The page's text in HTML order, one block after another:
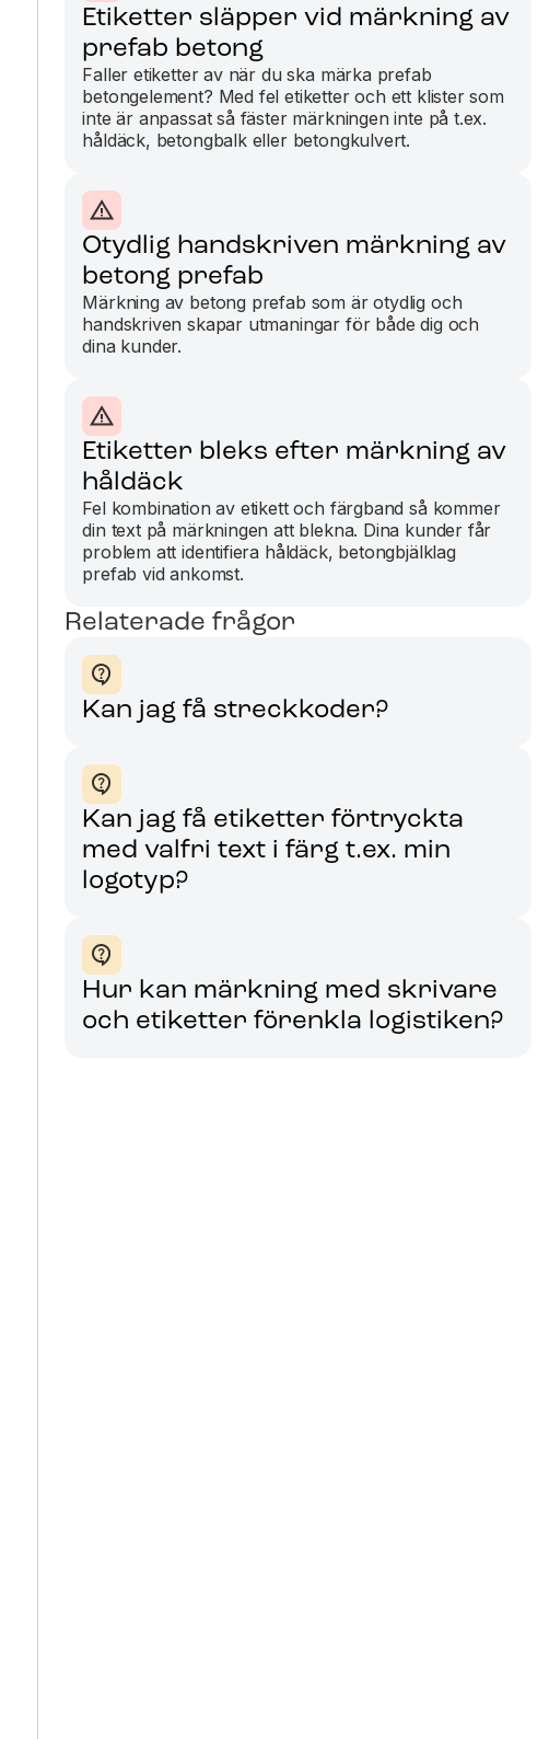
Märkning av elektriska
apparater
Märkning på elektriska apparater måste tåla fukt
Etiketter släpper vid märkning av
prefab betong
Faller etiketter av när du ska märka prefab
betongelement? Med fel etiketter och ett klister som
inte är anpassat så fäster märkningen inte på t.ex.
håldäck, betongbalk eller betongkulvert.
Otydlig handskriven märkning av
betong prefab
Märkning av betong prefab som är otydlig och
handskriven skapar utmaningar för både dig och
dina kunder.
Etiketter bleks efter märkning av
håldäck
Fel kombination av etikett och färgband så kommer
din text på märkningen att blekna. Dina kunder får
problem att identifiera håldäck, betongbjälklag
prefab vid ankomst.
Relaterade frågor
Kan jag få streckkoder?
Kan jag få etiketter förtryckta
med valfri text i färg t.ex. min
logotyp?
Hur kan märkning med skrivare
och etiketter förenkla logistiken?